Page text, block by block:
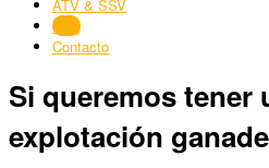
ATV & SSV
Blog
Contacto
Si queremos tener
explotación